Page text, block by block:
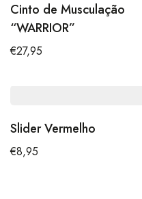
Cinto de Musculação
“WARRIOR”
€27,95
Slider Vermelho
€8,95